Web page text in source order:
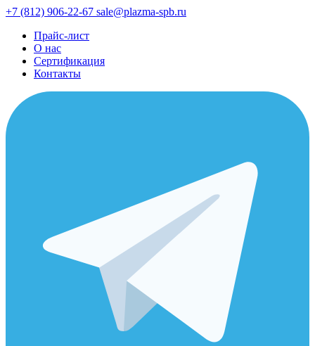
+7 (812) 906-22-67 sale@plazma-spb.ru
Прайс-лист
О нас
Сертификация
Контакты